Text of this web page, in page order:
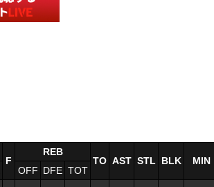
F
REB
TO AST STL BLK
MIN
OFF DFE TOT